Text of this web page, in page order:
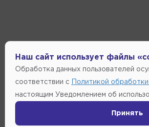
Наш сайт использует файлы
Обработка данных пользователей
соответствии с Политикой
настоящим Уведомлением об
Принять